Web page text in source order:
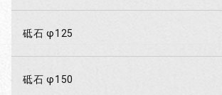
砥石 φ125
砥石 φ150